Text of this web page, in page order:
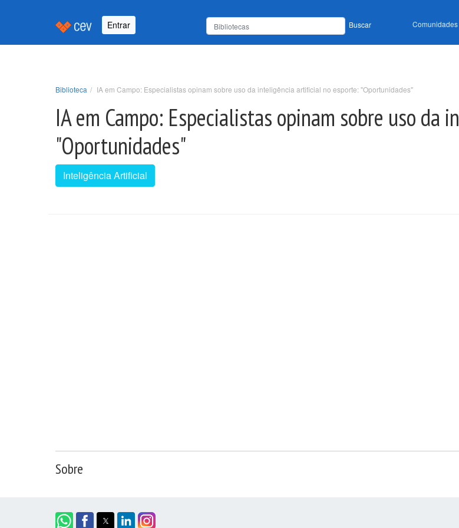
Entrar Buscar Comunidades
Biblioteca IA em Campo: Especialistas opinam sobre uso da inteligência artificial no esporte: "Oportunidades"
IA em Campo: Especialistas opinam sobre uso
"Oportunidades"
Inteligência Artificial
Sobre